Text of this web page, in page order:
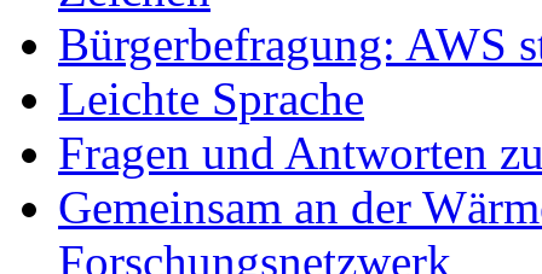
Bürgerbefragung: AWS
Leichte Sprache
Fragen und Antworten
Gemeinsam an der
Forschungsnetzwerk